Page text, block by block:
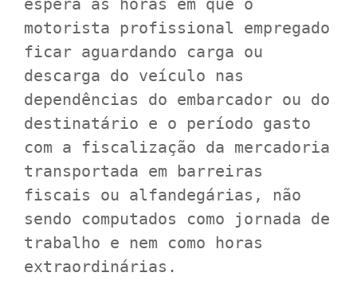
espera as horas em que o
motorista profissional empregado
ficar aguardando carga ou
descarga do veículo nas
dependências do embarcador ou do
destinatário e o período gasto
com a fiscalização da mercadoria
transportada em barreiras
fiscais ou alfandegárias, não
sendo computados como jornada de
trabalho e nem como horas
extraordinárias.